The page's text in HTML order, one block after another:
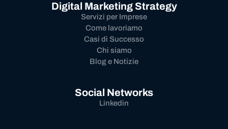
Digital Marketing Strategy
Servizi per Imprese
Come lavoriamo
Casi di Successo
Chi siamo
Blog e Notizie
Social Networks
Linkedin